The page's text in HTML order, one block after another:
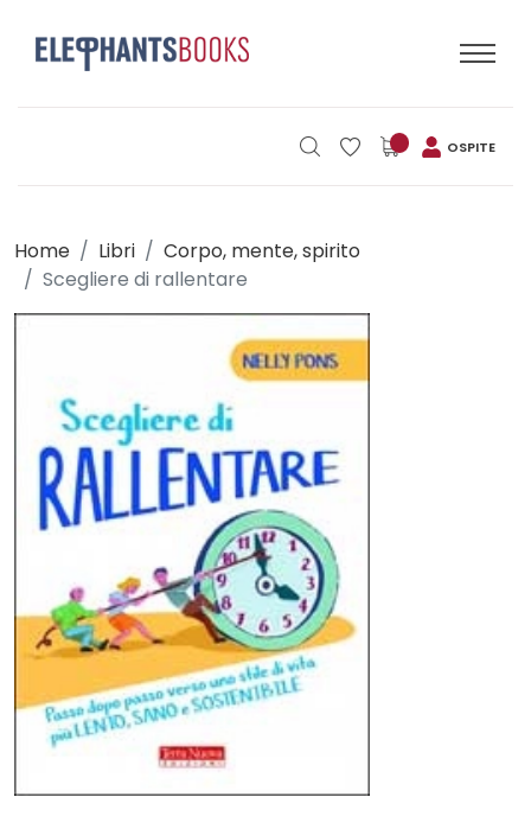
OSPITE
Home Libri
Corpo, mente, spirito
Scegliere di rallentare